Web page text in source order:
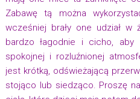
Zabawę tą można
wcześniej brały one udział w
bardzo łagodnie i cicho,
spokojnej i rozluźnionej
jest krótką, odświeżającą
stojąco lub siedząco. Proszę